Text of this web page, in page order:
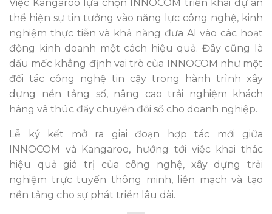
Việc Kangaroo lựa chọn INNOCOM triển khai dự án
thể hiện sự tin tưởng vào năng lực công nghệ, kinh
nghiệm thực tiễn và khả năng đưa AI vào các hoạt
động kinh doanh một cách hiệu quả. Đây cũng là
dấu mốc khẳng định vai trò của INNOCOM như một
đối tác công nghệ tin cậy trong hành trình xây
dựng nền tảng số, nâng cao trải nghiệm khách
hàng và thúc đẩy chuyển đổi số cho doanh nghiệp.
Lễ ký kết mở ra giai đoạn hợp tác mới giữa
INNOCOM và Kangaroo, hướng tới việc khai thác
hiệu quả giá trị của công nghệ, xây dựng trải
nghiệm trực tuyến thông minh, liền mạch và tạo
nền tảng cho sự phát triển lâu dài.